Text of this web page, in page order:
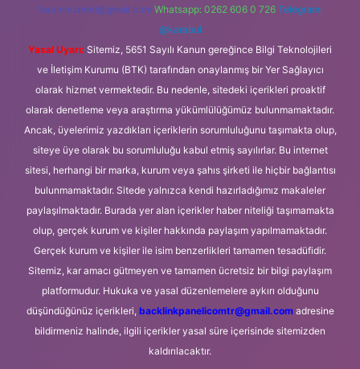
forumhizmeti@gmail.com Whatsapp: 0262 606 0 726 Telegram:
@karabul
Yasal Uyarı: Sitemiz, 5651 Sayılı Kanun gereğince Bilgi Teknolojileri
ve İletişim Kurumu (BTK) tarafından onaylanmış bir Yer Sağlayıcı
olarak hizmet vermektedir. Bu nedenle, sitedeki içerikleri proaktif
olarak denetleme veya araştırma yükümlülüğümüz bulunmamaktadır.
Ancak, üyelerimiz yazdıkları içeriklerin sorumluluğunu taşımakta olup,
siteye üye olarak bu sorumluluğu kabul etmiş sayılırlar. Bu internet
sitesi, herhangi bir marka, kurum veya şahıs şirketi ile hiçbir bağlantısı
bulunmamaktadır. Sitede yalnızca kendi hazırladığımız makaleler
paylaşılmaktadır. Burada yer alan içerikler haber niteliği taşımamakta
olup, gerçek kurum ve kişiler hakkında paylaşım yapılmamaktadır.
Gerçek kurum ve kişiler ile isim benzerlikleri tamamen tesadüfidir.
Sitemiz, kar amacı gütmeyen ve tamamen ücretsiz bir bilgi paylaşım
platformudur. Hukuka ve yasal düzenlemelere aykırı olduğunu
düşündüğünüz içerikleri, backlinkpanelicomtr@gmail.comadresine
bildirmeniz halinde, ilgili içerikler yasal süre içerisinde sitemizden
kaldırılacaktır.